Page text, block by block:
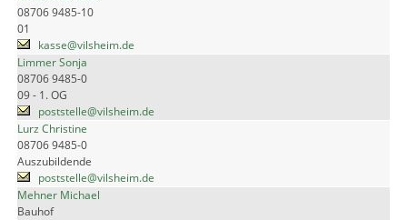
08706 9485-10
01
kasse@vilsheim.de
Limmer Sonja
08706 9485-0
09 - 1. OG
poststelle@vilsheim.de
Lurz Christine
08706 9485-0
Auszubildende
poststelle@vilsheim.de
Mehner Michael
Bauhof